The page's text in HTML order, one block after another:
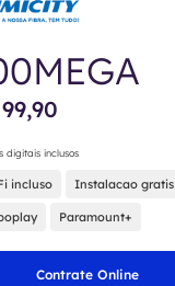
digitais inclusos
incluso Instalacao gratis
Paramount+
Contrate Online